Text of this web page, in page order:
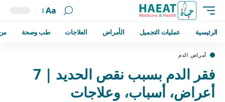
Aa
الرئيسية عمليات التجميل الأمراض العلاجات طب وصحة
أمراض الدم
فقر الدم بسبب نقص الحديد | 7
أعراض، أسباب، وعلاجات